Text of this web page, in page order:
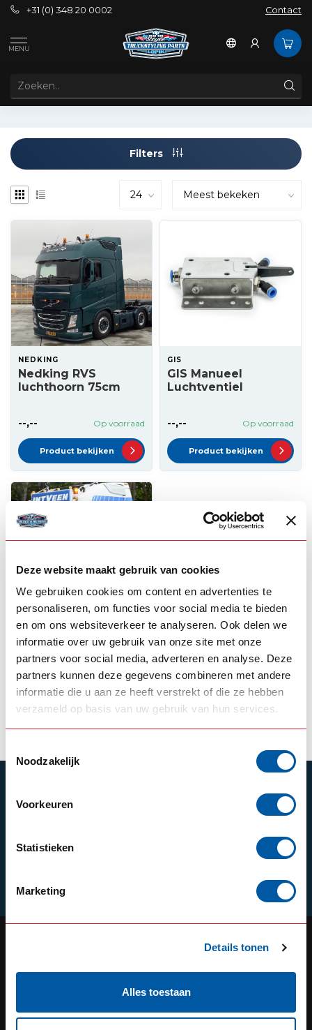
Deze website maakt gebruik van cookies
We gebruiken cookies om content en advertenties te
personaliseren, om functies voor social media te bieden
en om ons websiteverkeer te analyseren. Ook delen we
informatie over uw gebruik van onze site met onze
partners voor social media, adverteren en analyse. Deze
partners kunnen deze gegevens combineren met andere
informatie die u aan ze heeft verstrekt of die ze hebben
verzameld op basis van uw gebruik van hun services.
Noodzakelijk
Voorkeuren
Statistieken
Marketing
Details tonen
Alles toestaan
+31 (0) 348 20 0002 Contact
MENU
Filters
NEDKING
Nedking RVS
luchthoorn 75cm
--,-- Op voorraad
Product bekijken
GIS
GIS Manueel
Luchtventiel
--,-- Op voorraad
Product bekijken
NEDKING
Nedking RVS
luchthoorn 65cm
Op voorraad
Product bekijken
ABONNEER JE OP ONZE NIEUWSBRIEF
Blijf op de hoogte over onze laatste acties
OUR REPUTATION IS BUILT ON
SERVICE